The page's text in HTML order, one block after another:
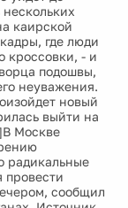
каирской
где люди
кроссовки, - и
подошвы,
неуважения.
новый
выйти на
Москве
радикальные
провести
сообщил